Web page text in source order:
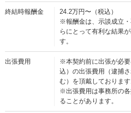
終結時報酬金
24.2万円〜（税込）
※報酬金は、示談成立
らにとって有利な結果
す。
出張費用
※本契約前に出張が必
込）の出張費用（逮捕
む）を頂戴しております
※出張費用は事務所の
ることがあります。